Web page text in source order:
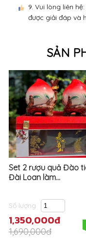
9. Vui lòng liên hệ:
được giải đáp và
SẢN
Set 2 rượu quả Đào
Đài Loan làm...
Số lượng
1,350,000đ
1,690,000đ